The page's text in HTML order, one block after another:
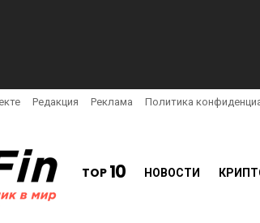
Редакция Реклама Политика
TOP 10 НОВОСТИ